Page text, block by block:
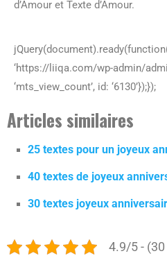
d’Amour et Texte d’Amour.
‘https://liiqa.com/wp-admin/
‘mts_view_count’, id: ‘6130’});});
Articles similaires
25 textes pour un joyeux
40 textes de joyeux
30 textes joyeux
4.9/5 -